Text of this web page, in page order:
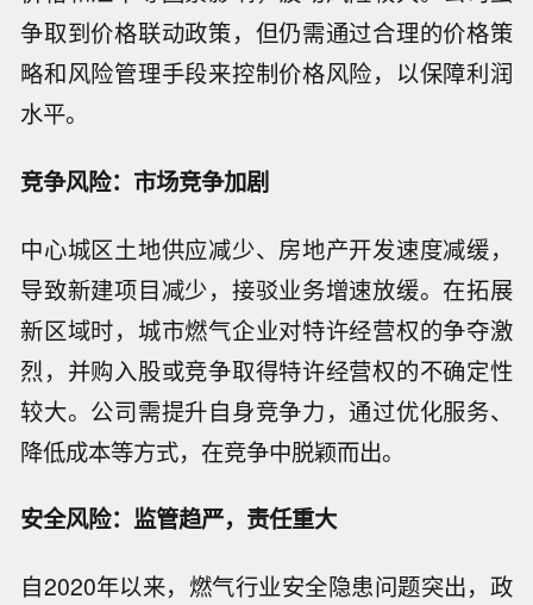
争取到价格联动政策，但仍需通过合理的价格策
略和风险管理手段来控制价格风险，以保障利润
水平。
竞争风险：市场竞争加剧
中心城区土地供应减少、房地产开发速度减缓，
导致新建项目减少，接驳业务增速放缓。在拓展
新区域时，城市燃气企业对特许经营权的争夺激
烈，并购入股或竞争取得特许经营权的不确定性
较大。公司需提升自身竞争力，通过优化服务、
降低成本等方式，在竞争中脱颖而出。
安全风险：监管趋严，责任重大
自2020年以来，燃气行业安全隐患问题突出，政